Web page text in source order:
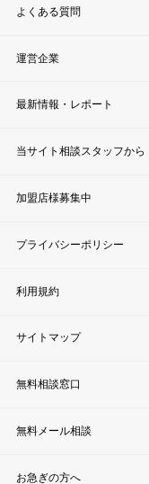
よくある質問
運営企業
最新情報・レポート
当サイト相談スタッフから
加盟店様募集中
プライバシーポリシー
利用規約
サイトマップ
無料相談窓口
無料メール相談
お急ぎの方へ